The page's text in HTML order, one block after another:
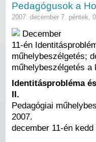
Pedagógusok a
2007. december 7. péntek,
December
11-én
műhelybeszélgetés;
műhelybeszélgetés
Identitásprobléma
II.
Pedagógiai
2007.
december 11-én kedd